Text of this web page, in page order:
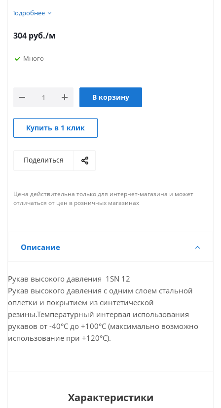
Подробнее
304 руб./м
Много
В корзину
Купить в 1 клик
Поделиться
Цена действительна только для интернет-магазина и может
отличаться от цен в розничных магазинах
Описание
Рукав высокого давления 1SN 12
Рукав высокого давления с одним слоем стальной
оплетки и покрытием из синтетической
резины.Температурный интервал использования
рукавов от -40°С до +100°С (максимально возможно
использование при +120°С).
Характеристики